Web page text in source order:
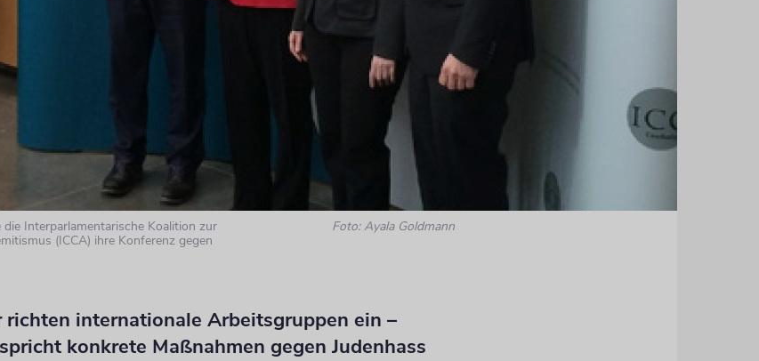
Interparlamentarische Koalition zur
(ICCA) ihre Konferenz gegen
Foto: Ayala Goldmann
richten internationale Arbeitsgruppen ein –
konkrete Maßnahmen gegen Judenhass